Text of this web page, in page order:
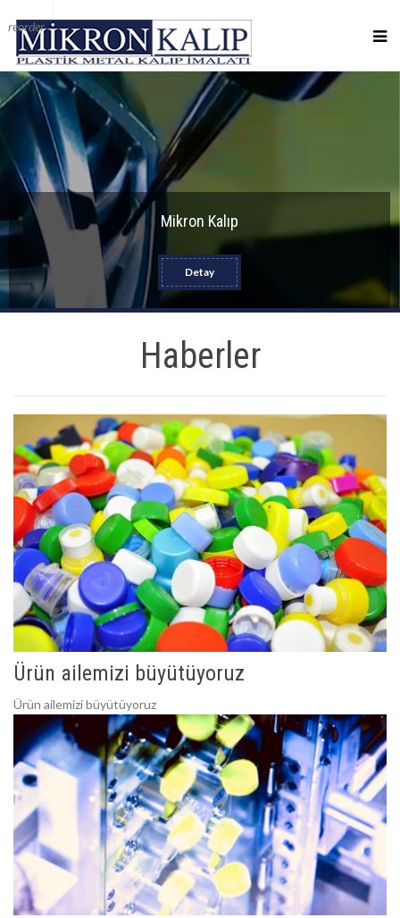
reorder
Mikron Kalıp
Detay
Haberler
Ürün ailemizi büyütüyoruz
Ürün ailemizi büyütüyoruz